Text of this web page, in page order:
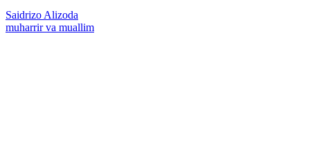
Saidrizo Alizoda
muharrir va muallim